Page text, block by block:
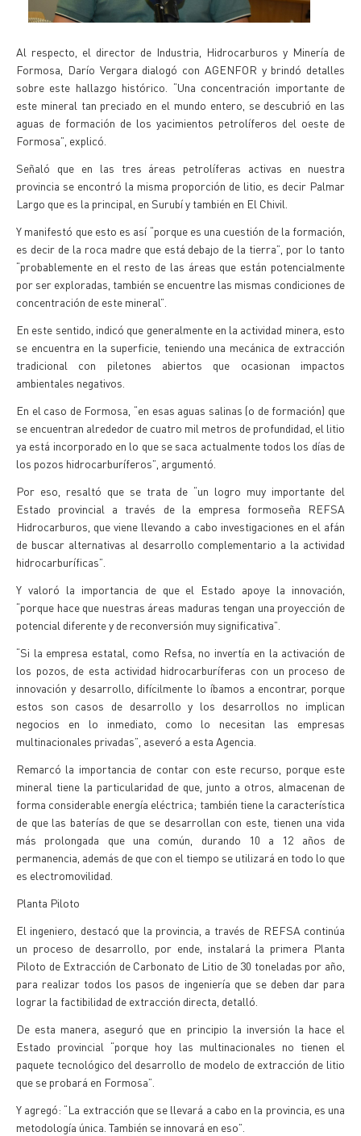
Al respecto, el director de Industria, Hidrocarburos y Minería de
Formosa, Darío Vergara dialogó con AGENFOR y brindó detalles
sobre este hallazgo histórico. “Una concentración importante de
este mineral tan preciado en el mundo entero, se descubrió en las
aguas de formación de los yacimientos petrolíferos del oeste de
Formosa”, explicó.
Señaló que en las tres áreas petrolíferas activas en nuestra
provincia se encontró la misma proporción de litio, es decir Palmar
Largo que es la principal, en Surubí y también en El Chivil.
Y manifestó que esto es así “porque es una cuestión de la formación,
es decir de la roca madre que está debajo de la tierra”, por lo tanto
“probablemente en el resto de las áreas que están potencialmente
por ser exploradas, también se encuentre las mismas condiciones de
concentración de este mineral”.
En este sentido, indicó que generalmente en la actividad minera, esto
se encuentra en la superficie, teniendo una mecánica de extracción
tradicional con piletones abiertos que ocasionan impactos
ambientales negativos.
En el caso de Formosa, “en esas aguas salinas (o de formación) que
se encuentran alrededor de cuatro mil metros de profundidad, el litio
ya está incorporado en lo que se saca actualmente todos los días de
los pozos hidrocarburíferos”, argumentó.
Por eso, resaltó que se trata de “un logro muy importante del
Estado provincial a través de la empresa formoseña REFSA
Hidrocarburos, que viene llevando a cabo investigaciones en el afán
de buscar alternativas al desarrollo complementario a la actividad
hidrocarburíficas”.
Y valoró la importancia de que el Estado apoye la innovación,
“porque hace que nuestras áreas maduras tengan una proyección de
potencial diferente y de reconversión muy significativa”.
“Si la empresa estatal, como Refsa, no invertía en la activación de
los pozos, de esta actividad hidrocarburíferas con un proceso de
innovación y desarrollo, difícilmente lo íbamos a encontrar, porque
estos son casos de desarrollo y los desarrollos no implican
negocios en lo inmediato, como lo necesitan las empresas
multinacionales privadas”, aseveró a esta Agencia.
Remarcó la importancia de contar con este recurso, porque este
mineral tiene la particularidad de que, junto a otros, almacenan de
forma considerable energía eléctrica; también tiene la característica
de que las baterías de que se desarrollan con este, tienen una vida
más prolongada que una común, durando 10 a 12 años de
permanencia, además de que con el tiempo se utilizará en todo lo que
es electromovilidad.
Planta Piloto
El ingeniero, destacó que la provincia, a través de REFSA continúa
un proceso de desarrollo, por ende, instalará la primera Planta
Piloto de Extracción de Carbonato de Litio de 30 toneladas por año,
para realizar todos los pasos de ingeniería que se deben dar para
lograr la factibilidad de extracción directa, detalló.
De esta manera, aseguró que en principio la inversión la hace el
Estado provincial “porque hoy las multinacionales no tienen el
paquete tecnológico del desarrollo de modelo de extracción de litio
que se probará en Formosa”.
Y agregó: “La extracción que se llevará a cabo en la provincia, es una
metodología única. También se innovará en eso”.